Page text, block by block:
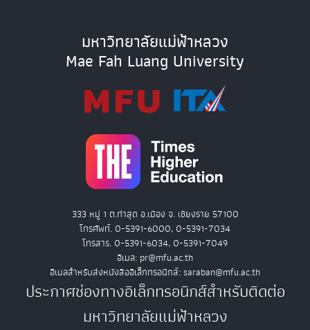
มหาวิทยาลัยแม่ฟ้าหลวง
Mae Fah Luang University
333 หมู่ 1 ต.ท่าสุด อ.เมือง จ. เชียงราย 57100
โทรศัพท์. 0-5391-6000, 0-5391-7034
โทรสาร. 0-5391-6034, 0-5391-7049
อีเมล: pr@mfu.ac.th
อีเมลสำหรับส่งหนังสืออิเล็กทรอนิกส์: saraban@mfu.ac.th
ประกาศช่องทางอิเล็กทรอนิกส์สำหรับติดต่อ
มหาวิทยาลัยแม่ฟ้าหลวง